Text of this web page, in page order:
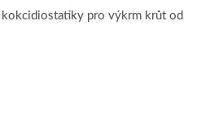
pro výkrm krůt od